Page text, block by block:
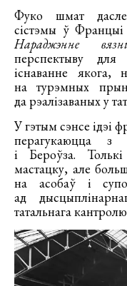
Фуко шмат
сістэмы ў Францыі
Нараджэнне
перспектыву для
існаванне якога,
на турэмных
да рэалізаваных у
У гэтым сэнсе ідэі
перагукаюцца з
і Бероўза.
мастацку, але
на асобаў і
ад
татальнага